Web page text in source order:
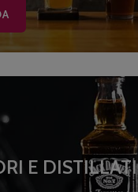
E DISTILLATI